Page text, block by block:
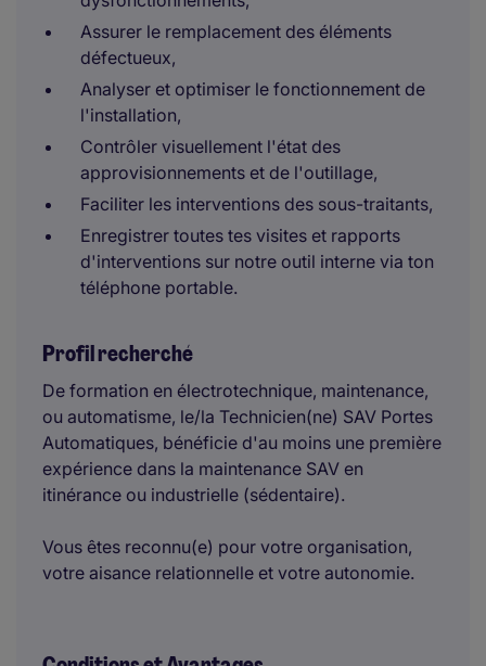
Assurer le remplacement des éléments
défectueux,
Analyser et optimiser le fonctionnement de
l'installation,
Contrôler visuellement l'état des
approvisionnements et de l'outillage,
Faciliter les interventions des sous-traitants,
Enregistrer toutes tes visites et rapports
d'interventions sur notre outil interne via ton
téléphone portable.
Profil recherché
De formation en électrotechnique, maintenance,
ou automatisme, le/la Technicien(ne) SAV Portes
Automatiques, bénéficie d'au moins une première
expérience dans la maintenance SAV en
itinérance ou industrielle (sédentaire).
Vous êtes reconnu(e) pour votre organisation,
votre aisance relationnelle et votre autonomie.